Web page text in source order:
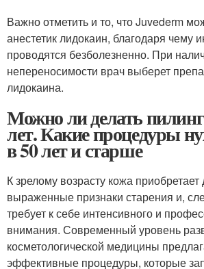
Важно отметить и то, что Juvederm
анестетик лидокаин, благодаря чему
проводятся безболезненно. При
непереносимости врач выберет
лидокаина.
Можно ли делать
лет. Какие процедуры
в 50 лет и старше
К зрелому возрасту кожа
выраженные признаки старения и,
требует к себе интенсивного и
внимания. Современный уровень
косметологической медицины
эффективные процедуры, которые